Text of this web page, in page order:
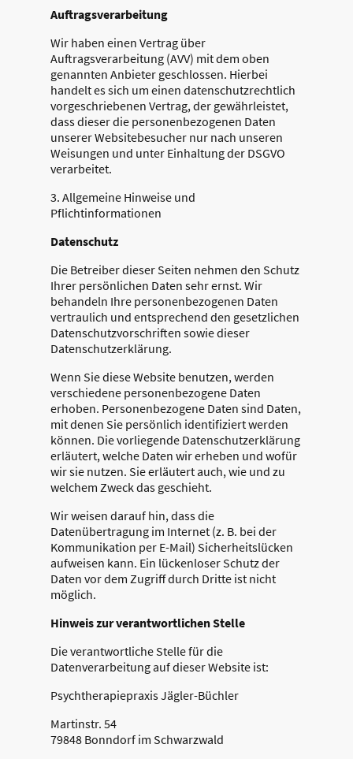
Auftragsverarbeitung
Wir haben einen Vertrag über
Auftragsverarbeitung (AVV) mit dem oben
genannten Anbieter geschlossen. Hierbei
handelt es sich um einen datenschutzrechtlich
vorgeschriebenen Vertrag, der gewährleistet,
dass dieser die personenbezogenen Daten
unserer Websitebesucher nur nach unseren
Weisungen und unter Einhaltung der DSGVO
verarbeitet.
3. Allgemeine Hinweise und
Pflicht­informationen
Datenschutz
Die Betreiber dieser Seiten nehmen den Schutz
Ihrer persönlichen Daten sehr ernst. Wir
behandeln Ihre personenbezogenen Daten
vertraulich und entsprechend den gesetzlichen
Datenschutzvorschriften sowie dieser
Datenschutzerklärung.
Wenn Sie diese Website benutzen, werden
verschiedene personenbezogene Daten
erhoben. Personenbezogene Daten sind Daten,
mit denen Sie persönlich identifiziert werden
können. Die vorliegende Datenschutzerklärung
erläutert, welche Daten wir erheben und wofür
wir sie nutzen. Sie erläutert auch, wie und zu
welchem Zweck das geschieht.
Wir weisen darauf hin, dass die
Datenübertragung im Internet (z. B. bei der
Kommunikation per E-Mail) Sicherheitslücken
aufweisen kann. Ein lückenloser Schutz der
Daten vor dem Zugriff durch Dritte ist nicht
möglich.
Hinweis zur verantwortlichen Stelle
Die verantwortliche Stelle für die
Datenverarbeitung auf dieser Website ist:
Psychtherapiepraxis Jägler-Büchler
Martinstr. 54
79848 Bonndorf im Schwarzwald